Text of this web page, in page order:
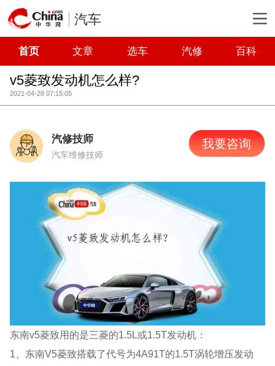
汽车
首页 文章 选车 汽修 百科
v5菱致发动机怎么样?
2021-04-28 07:15:05
汽修技师
汽车维修技师
我要咨询
东南v5菱致用的是三菱的1.5L或1.5T发动机：
1、东南V5菱致搭载了代号为4A91T的1.5T涡轮增压发动